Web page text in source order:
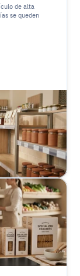
de alta
se queden